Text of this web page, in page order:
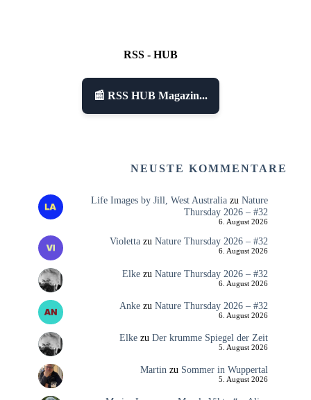
RSS - HUB
📰 RSS HUB Magazin...
NEUSTE KOMMENTARE
Life Images by Jill, West Australiazu Nature
Thursday 2026 – #32
6. August 2026
Violettazu Nature Thursday 2026 – #32
6. August 2026
Elkezu Nature Thursday 2026 – #32
6. August 2026
Ankezu Nature Thursday 2026 – #32
6. August 2026
Elkezu Der krumme Spiegel der Zeit
5. August 2026
Martin zu Sommer in Wuppertal
5. August 2026